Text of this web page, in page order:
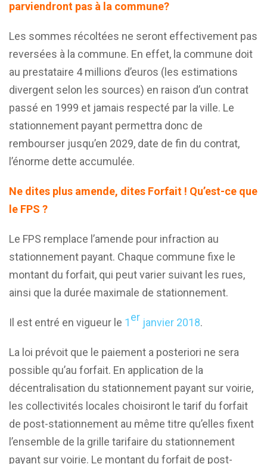
parviendront pas à la commune?
Les sommes récoltées ne seront effectivement pas
reversées à la commune. En effet, la commune doit
au prestataire 4 millions d’euros (les estimations
divergent selon les sources) en raison d’un contrat
passé en 1999 et jamais respecté par la ville. Le
stationnement payant permettra donc de
rembourser jusqu’en 2029, date de fin du contrat,
l’énorme dette accumulée.
Ne dites plus amende, dites Forfait ! Qu’est-ce que
le FPS ?
Le FPS remplace l’amende pour infraction au
stationnement payant. Chaque commune fixe le
montant du forfait, qui peut varier suivant les rues,
ainsi que la durée maximale de stationnement.
Il est entré en vigueur le 1er janvier 2018.
La loi prévoit que le paiement a posteriori ne sera
possible qu’au forfait. En application de la
décentralisation du stationnement payant sur voirie,
les collectivités locales choisiront le tarif du forfait
de post-stationnement au même titre qu’elles fixent
l’ensemble de la grille tarifaire du stationnement
payant sur voirie. Le montant du forfait de post-